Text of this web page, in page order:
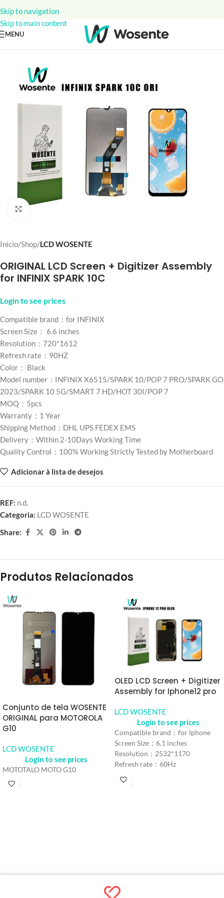
Skip to navigation
Skip to main content
MENU
Início Shop LCD WOSENTE
ORIGINAL LCD Screen + Digitizer Assembly
for INFINIX SPARK 10C
Login to see prices
Compatible brand：for INFINIX
Screen Size： 6.6 inches
Resolution：720*1612
Refresh rate：90HZ
Color： Black
Model number：INFINIX X6515/SPARK 10/POP 7 PRO/SPARK GO
2023/SPARK 10 5G/SMART 7 HD/HOT 30I/POP 7
MOQ：5pcs
Warranty：1 Year
Shipping Method：DHL UPS FEDEX EMS
Delivery：Within 2-10Days Working Time
Quality Control：100% Working Strictly Tested by Motherboard
Adicionar à lista de desejos
REF: n.d.
Categoria: LCD WOSENTE
Share:
Produtos Relacionados
Conjunto de tela WOSENTE
ORIGINAL para MOTOROLA
G10
LCD WOSENTE
Login to see prices
MOTOTALO MOTO G10
OLED LCD Screen + Digitizer
Assembly for Iphone12 pro
LCD WOSENTE
Login to see prices
Compatible brand：for Iphone
Screen Size：6.1 inches
Resolution：2532*1170
Refresh rate：60Hz
Refresh rate：iPhone 12